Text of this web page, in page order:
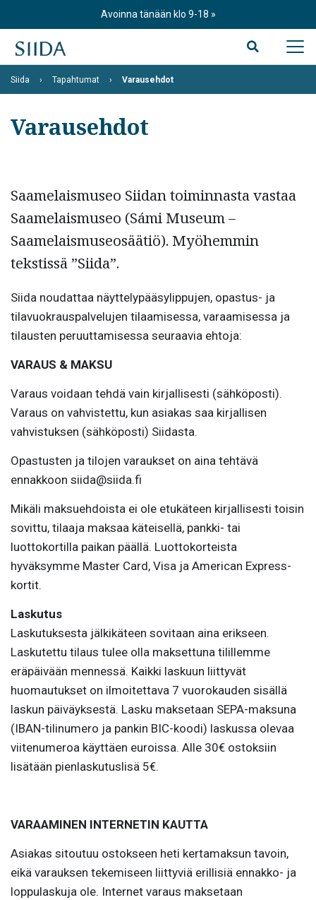
Avoinna tänään klo 9-18
Siida Tapahtumat Varausehdot
Varausehdot
Saamelaismuseo Siidan toiminnasta vastaa
Saamelaismuseo (Sámi Museum –
Saamelaismuseosäätiö). Myöhemmin
tekstissä ”Siida”.
Siida noudattaa näyttelypääsylippujen, opastus- ja
tilavuokrauspalvelujen tilaamisessa, varaamisessa ja
tilausten peruuttamisessa seuraavia ehtoja:
VARAUS & MAKSU
Varaus voidaan tehdä vain kirjallisesti (sähköposti).
Varaus on vahvistettu, kun asiakas saa kirjallisen
vahvistuksen (sähköposti) Siidasta.
Opastusten ja tilojen varaukset on aina tehtävä
ennakkoon siida@siida.fi
Mikäli maksuehdoista ei ole etukäteen kirjallisesti toisin
sovittu, tilaaja maksaa käteisellä, pankki- tai
luottokortilla paikan päällä. Luottokorteista
hyväksymme Master Card, Visa ja American Express-
kortit.
Laskutus
Laskutuksesta jälkikäteen sovitaan aina erikseen.
Laskutettu tilaus tulee olla maksettuna tilillemme
eräpäivään mennessä. Kaikki laskuun liittyvät
huomautukset on ilmoitettava 7 vuorokauden sisällä
laskun päiväyksestä. Lasku maksetaan SEPA-maksuna
(IBAN-tilinumero ja pankin BIC-koodi) laskussa olevaa
viitenumeroa käyttäen euroissa. Alle 30€ ostoksiin
lisätään pienlaskutuslisä 5€.
VARAAMINEN INTERNETIN KAUTTA
Asiakas sitoutuu ostokseen heti kertamaksun tavoin,
eikä varauksen tekemiseen liittyviä erillisiä ennakko- ja
loppulaskuja ole. Internet varaus maksetaan